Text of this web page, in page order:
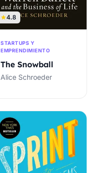
4.8
STARTUPS Y
EMPRENDIMIENTO
The Snowball
Alice Schroeder